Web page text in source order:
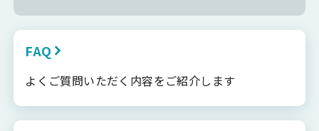
FAQ
よくご質問いただく内容をご紹介します